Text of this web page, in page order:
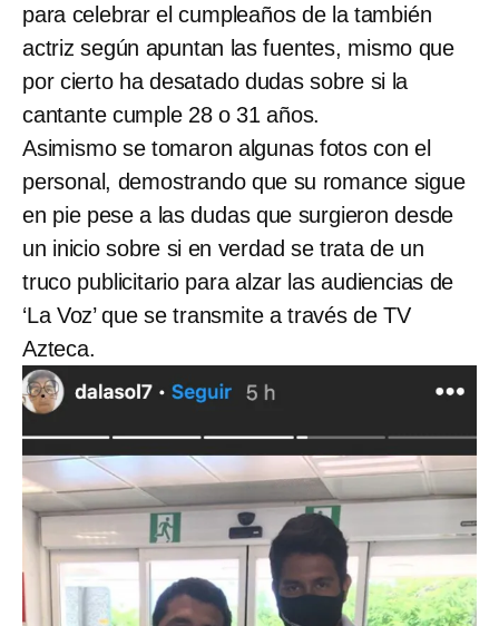
para celebrar el cumpleaños de la también
actriz según apuntan las fuentes, mismo que
por cierto ha desatado dudas sobre si la
cantante cumple 28 o 31 años.
Asimismo se tomaron algunas fotos con el
personal, demostrando que su romance sigue
en pie pese a las dudas que surgieron desde
un inicio sobre si en verdad se trata de un
truco publicitario para alzar las audiencias de
‘La Voz’ que se transmite a través de TV
Azteca.